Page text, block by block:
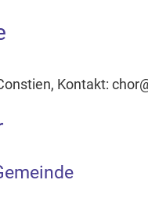
Kontakt: